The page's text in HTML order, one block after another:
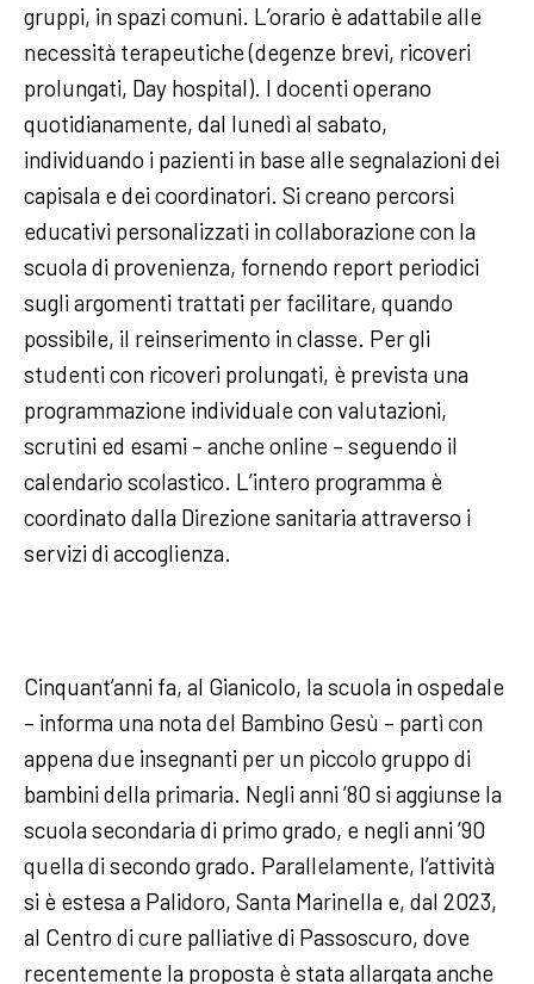
gruppi, in spazi comuni. L’orario è adattabile alle
necessità terapeutiche (degenze brevi, ricoveri
prolungati, Day hospital). I docenti operano
quotidianamente, dal lunedì al sabato,
individuando i pazienti in base alle segnalazioni dei
capisala e dei coordinatori. Si creano percorsi
educativi personalizzati in collaborazione con la
scuola di provenienza, fornendo report periodici
sugli argomenti trattati per facilitare, quando
possibile, il reinserimento in classe. Per gli
studenti con ricoveri prolungati, è prevista una
programmazione individuale con valutazioni,
scrutini ed esami – anche online – seguendo il
calendario scolastico. L’intero programma è
coordinato dalla Direzione sanitaria attraverso i
servizi di accoglienza.
Cinquant’anni fa, al Gianicolo, la scuola in ospedale
– informa una nota del Bambino Gesù – partì con
appena due insegnanti per un piccolo gruppo di
bambini della primaria. Negli anni ’80 si aggiunse la
scuola secondaria di primo grado, e negli anni ’90
quella di secondo grado. Parallelamente, l’attività
si è estesa a Palidoro, Santa Marinella e, dal 2023,
al Centro di cure palliative di Passoscuro, dove
recentemente la proposta è stata allargata anche